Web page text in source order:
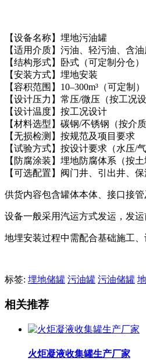
【设备名称】埋地污油罐
【适用介质】污油、轻污油、含
【结构形式】卧式（可定制分仓）
【安装方式】埋地安装
【容积范围】10–300m³（可定制）
【设计压力】常压/微压（按工况设
【设计温度】按工况设计
【材料选型】碳钢/不锈钢（按介
【无损检测】按规范及项目要求
【试验方式】按设计要求（水压/气
【防腐涂装】埋地防腐体系（按土
【可选配置】阀门井、引出井、
供货内容包含罐体本体、接口接
设备一般采用汽运方式发运，发
地埋安装过程中需配合基础施工
标签: 埋地储罐 污油罐 污油储罐
相关推荐
火炬凝液收集罐生产厂家